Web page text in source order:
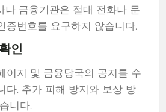
나 금융기관은 절대 전화나 문
증번호를 요구하지 않습니다.
인
이지 및 금융당국의 공지를 수
다. 추가 피해 방지와 보상 방
니다.